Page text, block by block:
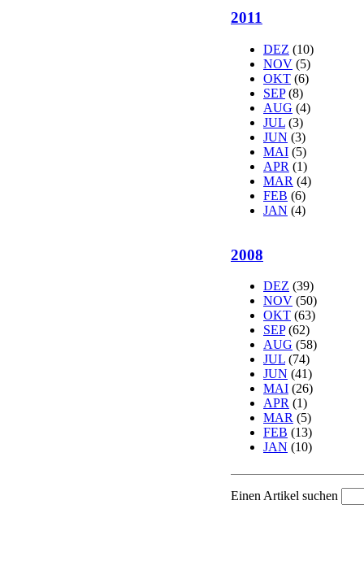
2011
DEZ (10)
NOV (5)
OKT (6)
SEP (8)
AUG (4)
JUL (3)
JUN (3)
MAI (5)
APR (1)
MAR (4)
FEB (6)
JAN (4)
2008
DEZ (39)
NOV (50)
OKT (63)
SEP (62)
AUG (58)
JUL (74)
JUN (41)
MAI (26)
APR (1)
MAR (5)
FEB (13)
JAN (10)
Einen Artikel suchen